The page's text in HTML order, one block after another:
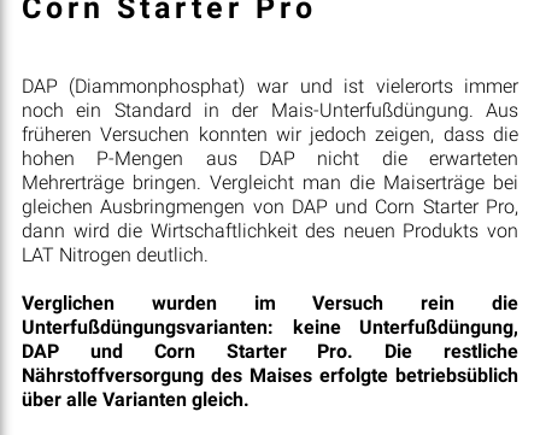
Corn Starter Pro
DAP (Diammonphosphat) war und ist vielerorts immer
noch ein Standard in der Mais-Unterfußdüngung. Aus
früheren Versuchen konnten wir jedoch zeigen, dass die
hohen P-Mengen aus DAP nicht die erwarteten
Mehrerträge bringen. Vergleicht man die Maiserträge bei
gleichen Ausbringmengen von DAP und Corn Starter Pro,
dann wird die Wirtschaftlichkeit des neuen Produkts von
LAT Nitrogen deutlich.
Verglichen wurden im Versuch rein die
Unterfußdüngungsvarianten: keine Unterfußdüngung,
DAP und Corn Starter Pro. Die restliche
Nährstoffversorgung des Maises erfolgte betriebsüblich
über alle Varianten gleich.